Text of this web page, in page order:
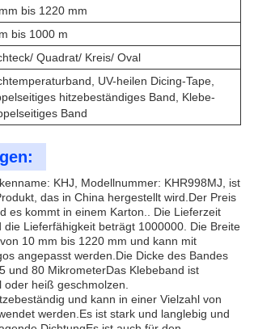
bis 1220 mm
bis 1000 m
Quadrat/ Kreis/ Oval
UV-heilen Dicing-Tape,
hitzebeständiges Band, Klebe-
Band
KHJ, Modellnummer: KHR998MJ, ist
das in China hergestellt wird.Der Preis
es kommt in einem Karton.. Die Lieferzeit
die Lieferfähigkeit beträgt 1000000. Die Breite
10 mm bis 1220 mm und kann mit
angepasst werden.Die Dicke des Bandes
und 80 MikrometerDas Klebeband ist
heiß geschmolzen.
und kann in einer Vielzahl von
werden.Es ist stark und langlebig und